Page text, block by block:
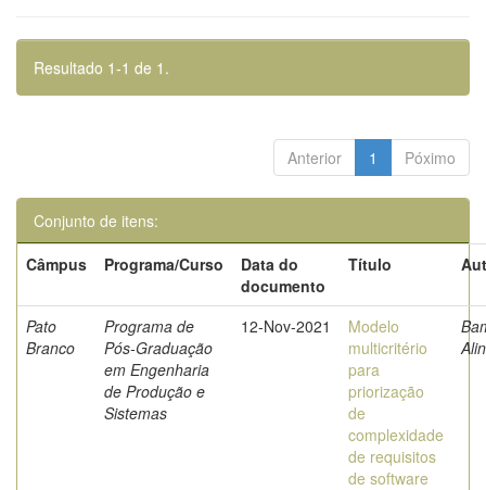
Resultado 1-1 de 1.
Anterior 1 Póximo
Conjunto de itens:
Câmpus
Programa/Curso
Data do
documento
Título
Pato
Branco
Programa de
Pós-Graduação
em Engenharia
de Produção e
Sistemas
12-Nov-2021
Modelo
multicritério
para
priorização
de
complexidade
de requisitos
de software